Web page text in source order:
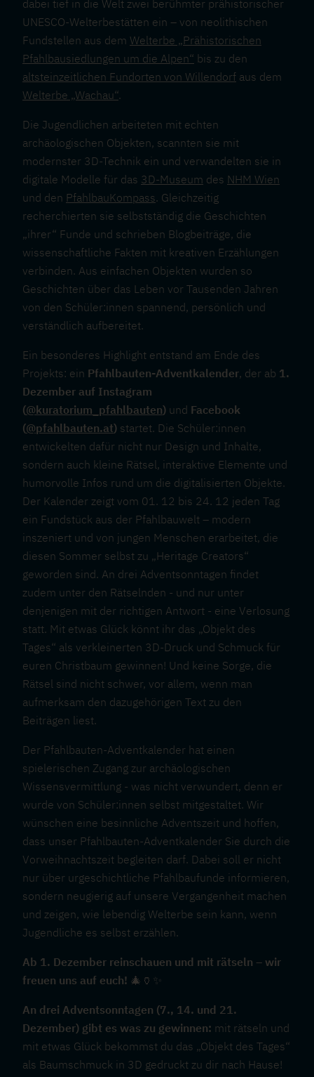
dabei tief in die Welt zwei berühmter prähistorischer
UNESCO-Welterbestätten ein – von neolithischen
Fundstellen aus dem Welterbe „Prähistorischen
Pfahlbausiedlungen um die Alpen“ bis zu den
altsteinzeitlichen Fundorten von Willendorf aus dem
Welterbe „Wachau“.
Die Jugendlichen arbeiteten mit echten
archäologischen Objekten, scannten sie mit
modernster 3D-Technik ein und verwandelten sie in
digitale Modelle für das 3D-Museum des NHM Wien
und den PfahlbauKompass. Gleichzeitig
recherchierten sie selbstständig die Geschichten
„ihrer“ Funde und schrieben Blogbeiträge, die
wissenschaftliche Fakten mit kreativen Erzählungen
verbinden. Aus einfachen Objekten wurden so
Geschichten über das Leben vor Tausenden Jahren
von den Schüler:innen spannend, persönlich und
verständlich aufbereitet.
Ein besonderes Highlight entstand am Ende des
Projekts: ein Pfahlbauten-Adventkalender, der ab 1.
Dezember auf Instagram
(@kuratorium_pfahlbauten) und Facebook
(@pfahlbauten.at) startet. Die Schüler:innen
entwickelten dafür nicht nur Design und Inhalte,
sondern auch kleine Rätsel, interaktive Elemente und
humorvolle Infos rund um die digitalisierten Objekte.
Der Kalender zeigt vom 01. 12 bis 24. 12 jeden Tag
ein Fundstück aus der Pfahlbauwelt – modern
inszeniert und von jungen Menschen erarbeitet, die
diesen Sommer selbst zu „Heritage Creators“
geworden sind. An drei Adventsonntagen findet
zudem unter den Rätselnden - und nur unter
denjenigen mit der richtigen Antwort - eine Verlosung
statt. Mit etwas Glück könnt ihr das „Objekt des
Tages“ als verkleinerten 3D-Druck und Schmuck für
euren Christbaum gewinnen! Und keine Sorge, die
Rätsel sind nicht schwer, vor allem, wenn man
aufmerksam den dazugehörigen Text zu den
Beiträgen liest.
Der Pfahlbauten-Adventkalender hat einen
spielerischen Zugang zur archäologischen
Wissensvermittlung - was nicht verwundert, denn er
wurde von Schüler:innen selbst mitgestaltet. Wir
wünschen eine besinnliche Adventszeit und hoffen,
dass unser Pfahlbauten-Adventkalender Sie durch die
Vorweihnachtszeit begleiten darf. Dabei soll er nicht
nur über urgeschichtliche Pfahlbaufunde informieren,
sondern neugierig auf unsere Vergangenheit machen
und zeigen, wie lebendig Welterbe sein kann, wenn
Jugendliche es selbst erzählen.
Ab 1. Dezember reinschauen und mit rätseln – wir
freuen uns auf euch! 🎄🏺✨
An drei Adventsonntagen (7., 14. und 21.
Dezember) gibt es was zu gewinnen: mit rätseln und
mit etwas Glück bekommst du das „Objekt des Tages“
als Baumschmuck in 3D gedruckt zu dir nach Hause!